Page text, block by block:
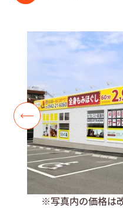
コラム一覧
よくあるご質問
応募
※写真内の価格は